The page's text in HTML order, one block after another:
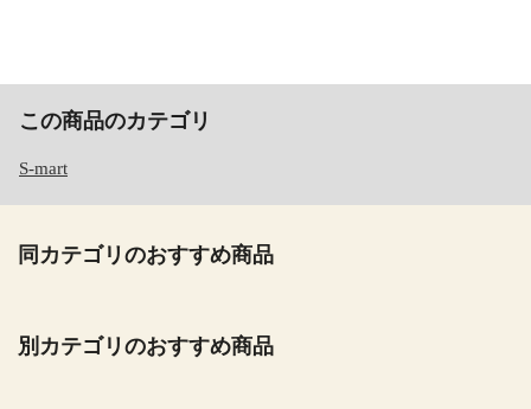
この商品のカテゴリ
S-mart
同カテゴリのおすすめ商品
別カテゴリのおすすめ商品